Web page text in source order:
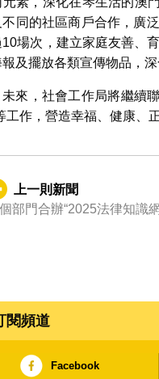
同的社區商戶合作，廣
10場次，建立家庭友善、
及擺放各類宣傳物品，
未來，社會工作局將繼續
工作，營造幸福、健康、
上一則新聞
部門合辦“2025法律知識
閱頻道
Facebook